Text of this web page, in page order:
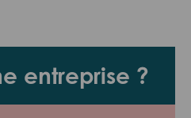
entreprise ?